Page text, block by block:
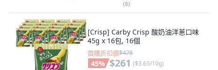
(8)
[Crisp] Carby Crisp 酸奶油洋蔥口味
45g x 16包, 16個
首購折扣價$478
45% $261 ($3.63/10g)